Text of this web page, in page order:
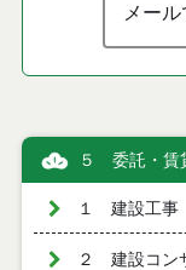
メー
５ 委託・賃
１ 建設工事
２ 建設コン